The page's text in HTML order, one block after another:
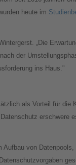
heute im
„Die
der
ins Haus."
als Vorteil für die
erschwere
von Datenpools,